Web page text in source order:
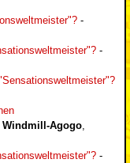
-
-
Windmill-Agogo
-